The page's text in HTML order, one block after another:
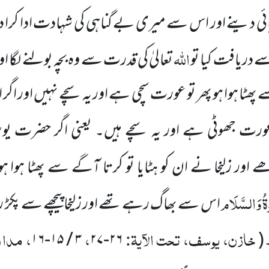
دینے اور اس سے میری بے گناہی کی شہادت ادا
کیا تواللہتعالیٰ کی قدرت سے وہ بچہ بولنے
ہوا ہو پھر تو عورت سچی ہے اور یہ سچے نہیں اور اگر
جھوٹی ہے اور یہ سچے ہیں۔ یعنی اگر
زلیخا نے ان کو ہٹایا تو کرتا آگے سے پھٹا ہوا
وَالسَّلَاماس سے بھاگ رہے تھے اور زلیخا پیچھے سے پکڑ
(خازن، یوسف، تحت الآیۃ:۲۶-۲۷ ،۳ / ۱۵-۱۶ ،